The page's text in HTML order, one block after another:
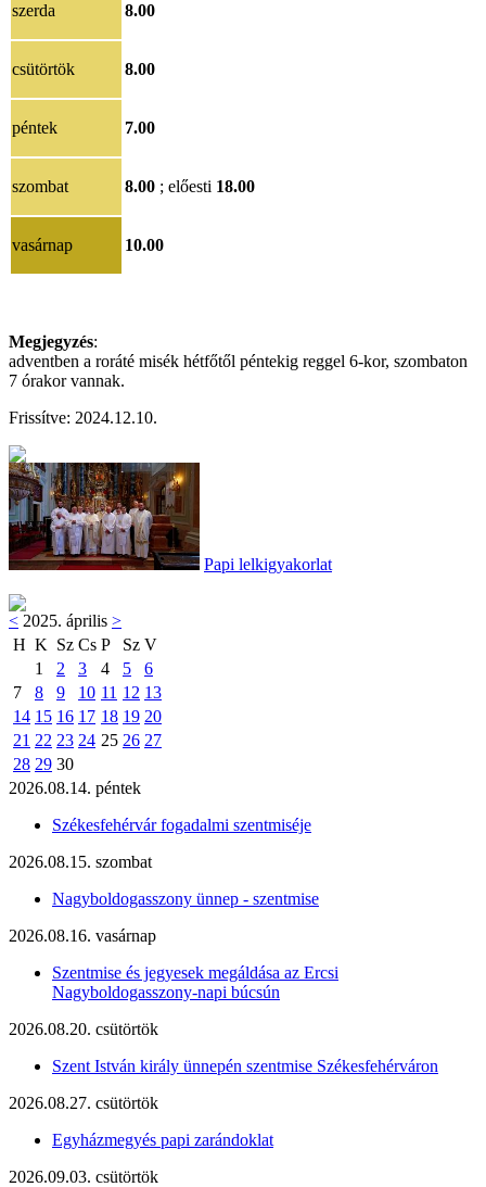
szerda 8.00
csütörtök 8.00
péntek 7.00
szombat 8.00 ; előesti 18.00
vasárnap 10.00
Megjegyzés:
adventben a roráté misék hétfőtől péntekig reggel 6-kor, szombaton
7 órakor vannak.
Frissítve: 2024.12.10.
Papi lelkigyakorlat
< 2025. április >
H K Sz Cs P Sz V
1
2 3 4 5
6
7
8 9 10 11 12 13
14 15 16 17 18 19 20
21 22 23 24 25 26 27
28 29 30
2026.08.14. péntek
Székesfehérvár fogadalmi szentmiséje
2026.08.15. szombat
Nagyboldogasszony ünnep - szentmise
2026.08.16. vasárnap
Szentmise és jegyesek megáldása az Ercsi
Nagyboldogasszony-napi búcsún
2026.08.20. csütörtök
Szent István király ünnepén szentmise Székesfehérváron
2026.08.27. csütörtök
Egyházmegyés papi zarándoklat
2026.09.03. csütörtök